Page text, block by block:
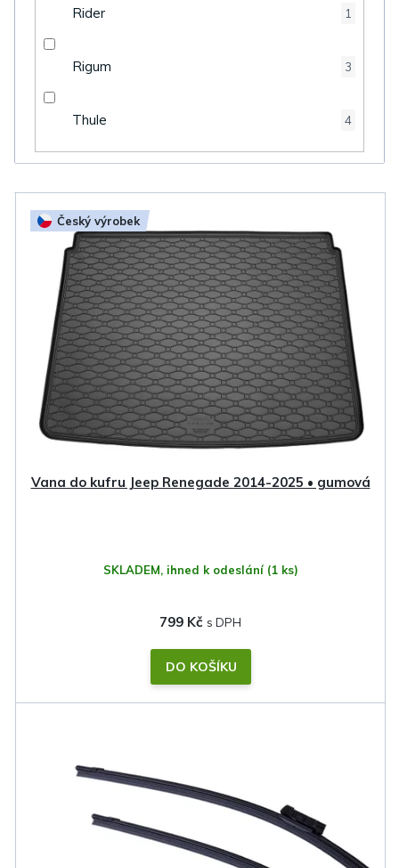
Rider 1
Rigum 3
Thule 4
Český výrobek
Vana do kufru Jeep Renegade 2014-2025 • gumová
SKLADEM, ihned k odeslání (1 ks)
799 Kč
DO KOŠÍKU